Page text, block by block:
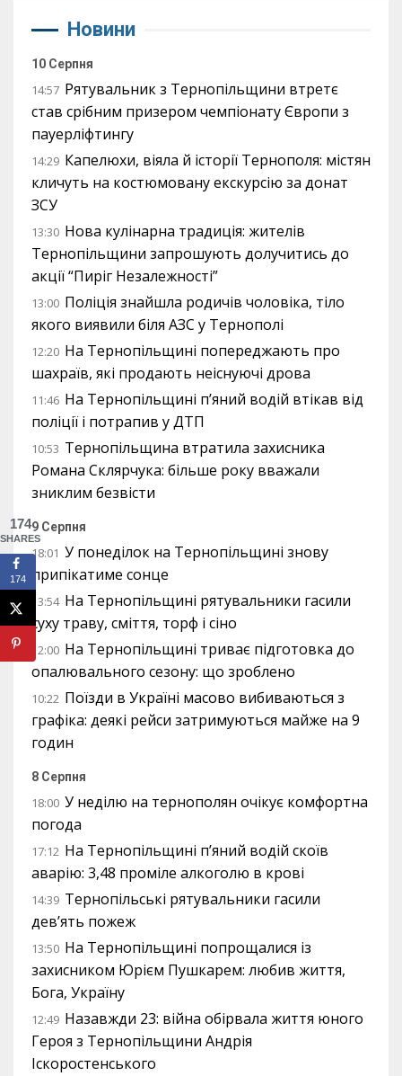
Новини
10 Серпня
14:57 Рятувальник з Тернопільщини втретє
став срібним призером чемпіонату Європи з
пауерліфтингу
14:29 Капелюхи, віяла й історії Тернополя: містян
кличуть на костюмовану екскурсію за донат
ЗСУ
13:30 Нова кулінарна традиція: жителів
Тернопільщини запрошують долучитись до
акції “Пиріг Незалежності”
13:00 Поліція знайшла родичів чоловіка, тіло
якого виявили біля АЗС у Тернополі
12:20 На Тернопільщині попереджають про
шахраїв, які продають неіснуючі дрова
11:46 На Тернопільщині п’яний водій втікав від
поліції і потрапив у ДТП
10:53 Тернопільщина втратила захисника
Романа Склярчука: більше року вважали
зниклим безвісти
9 Серпня
18:01 У понеділок на Тернопільщині знову
припікатиме сонце
13:54 На Тернопільщині рятувальники гасили
суху траву, сміття, торф і сіно
12:00 На Тернопільщині триває підготовка до
опалювального сезону: що зроблено
10:22 Поїзди в Україні масово вибиваються з
графіка: деякі рейси затримуються майже на 9
годин
8 Серпня
18:00 У неділю на тернополян очікує комфортна
погода
17:12 На Тернопільщині п’яний водій скоїв
аварію: 3,48 проміле алкоголю в крові
14:39 Тернопільські рятувальники гасили
дев’ять пожеж
13:50 На Тернопільщині попрощалися із
захисником Юрієм Пушкарем: любив життя,
Бога, Україну
12:49 Назавжди 23: війна обірвала життя юного
Героя з Тернопільщини Андрія
Іскоростенського
174
SHARES
174